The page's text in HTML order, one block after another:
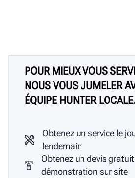
POUR MIEUX VOUS
NOUS VOUS JUMELER
ÉQUIPE HUNTER LOCALE.
Obtenez un service le
lendemain
Obtenez un devis
démonstration sur site